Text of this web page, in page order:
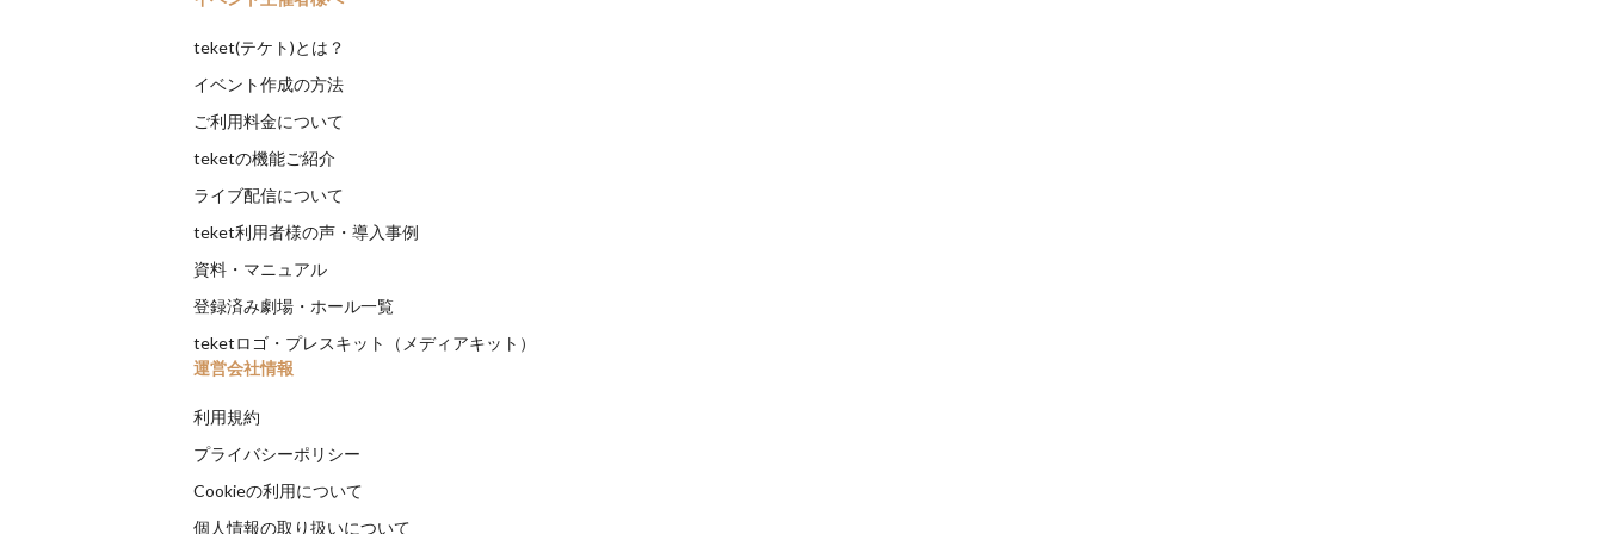
teket(テケト)とは？
イベント作成の方法
ご利用料金について
teketの機能ご紹介
ライブ配信について
teket利用者様の声・導入事例
資料・マニュアル
登録済み劇場・ホール一覧
teketロゴ・プレスキット（メディアキット）
運営会社情報
利用規約
プライバシーポリシー
Cookieの利用について
個人情報の取り扱いについて